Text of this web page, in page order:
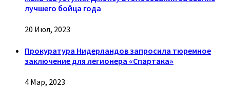
лучшего бойца года
20 Июл, 2023
Прокуратура Нидерландов запросила тюремное
заключение для легионера «Спартака»
4 Мар, 2023